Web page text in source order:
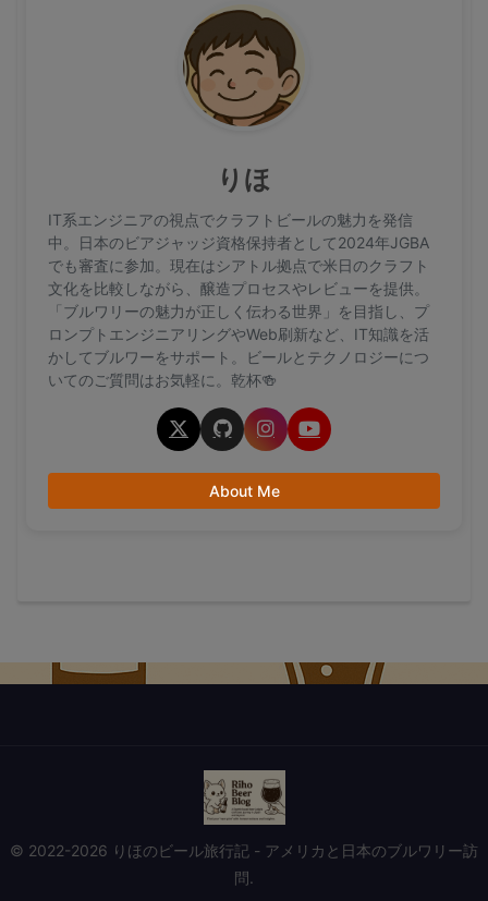
りほ
IT系エンジニアの視点でクラフトビールの魅力を発信
中。日本のビアジャッジ資格保持者として2024年JGBA
でも審査に参加。現在はシアトル拠点で米日のクラフト
文化を比較しながら、醸造プロセスやレビューを提供。
「ブルワリーの魅力が正しく伝わる世界」を目指し、プ
ロンプトエンジニアリングやWeb刷新など、IT知識を活
かしてブルワーをサポート。ビールとテクノロジーにつ
いてのご質問はお気軽に。乾杯🍻
About Me
© 2022-2026 りほのビール旅行記 - アメリカと日本のブルワリー訪
問.